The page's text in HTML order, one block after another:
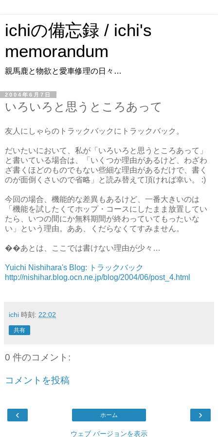
ichiの備忘録 / ichi's
memorandum
親馬鹿と物欲と愛車修理の日々…
2004年6月7日
いろいろと思うところあって
友人にしゃらのトラックバックにトラックバック。
だいたいにおいて、私が「いろいろと思うところあって」
と書いている場合は、「いくつか理由があるけど、わざわ
ざ書くほどのものでもない些細な理由があるだけで、書く
のが面倒くさいので省略」と読み替えて頂ければ幸い。 :)
今回の場合、機能的な差異もあるけど、一番大きいのは
「機能を試したくてホップ・コースにしたまま放置してい
たら、いつの間にか無料期間が終わっていてもったいな
い」という理由。ああ、くだらなくてすみません。
��あとは、ここでは書けない理由が少々…
Yuichi Nishihara's Blog: トラックバック
http://nishihar.blog.ocn.ne.jp/blog/2004/06/post_4.html
ichi 時刻: 22:02
共有
0 件のコメント:
コメントを投稿
‹ ›
ホーム
ウェブ バージョンを表示